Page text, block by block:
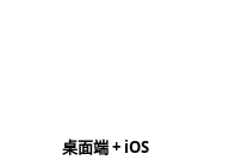
桌面端 + iOS